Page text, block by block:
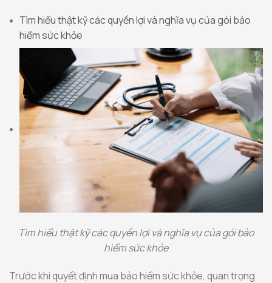
Tìm hiểu thật kỹ các quyền lợi và nghĩa vụ của gói bảo
hiểm sức khỏe
Tìm hiểu thật kỹ các quyền lợi và nghĩa vụ của gói bảo
hiểm sức khỏe
Trước khi quyết định mua bảo hiểm sức khỏe, quan trọng